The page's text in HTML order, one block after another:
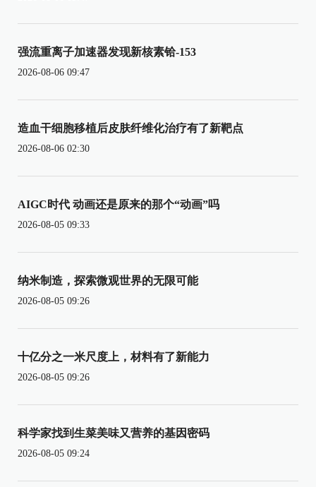
强流重离子加速器发现新核素铪-153
2026-08-06 09:47
造血干细胞移植后皮肤纤维化治疗有了新靶点
2026-08-06 02:30
AIGC时代 动画还是原来的那个“动画”吗
2026-08-05 09:33
纳米制造，探索微观世界的无限可能
2026-08-05 09:26
十亿分之一米尺度上，材料有了新能力
2026-08-05 09:26
科学家找到生菜美味又营养的基因密码
2026-08-05 09:24